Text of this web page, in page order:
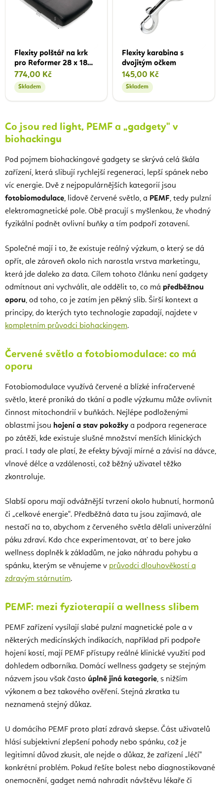
Flexity polštář na krk
pro Reformer 28 x 18
cm
774,00 Kč
Skladem
Flexity karabina s
dvojitým očkem
145,00 Kč
Skladem
Co jsou red light, PEMF a „gadgety" v
biohackingu
Pod pojmem biohackingové gadgety se skrývá celá škála
zařízení, která slibují rychlejší regeneraci, lepší spánek nebo
víc energie. Dvě z nejpopulárnějších kategorií jsou
fotobiomodulace, lidově červené světlo, a PEMF, tedy pulzní
elektromagnetické pole. Obě pracují s myšlenkou, že vhodný
fyzikální podnět ovlivní buňky a tím podpoří zotavení.
Společné mají i to, že existuje reálný výzkum, o který se dá
opřít, ale zároveň okolo nich narostla vrstva marketingu,
která jde daleko za data. Cílem tohoto článku není gadgety
odmítnout ani vychválit, ale oddělit to, co má předběžnou
oporu, od toho, co je zatím jen pěkný slib. Širší kontext a
principy, do kterých tyto technologie zapadají, najdete v
kompletním průvodci biohackingem.
Červené světlo a fotobiomodulace: co má
oporu
Fotobiomodulace využívá červené a blízké infračervené
světlo, které proniká do tkání a podle výzkumu může ovlivnit
činnost mitochondrií v buňkách. Nejlépe podloženými
oblastmi jsou hojení a stav pokožky a podpora regenerace
po zátěži, kde existuje slušné množství menších klinických
prací. I tady ale platí, že efekty bývají mírné a závisí na dávce,
vlnové délce a vzdálenosti, což běžný uživatel těžko
zkontroluje.
Slabší oporu mají odvážnější tvrzení okolo hubnutí, hormonů
či „celkové energie". Předběžná data tu jsou zajímavá, ale
nestačí na to, abychom z červeného světla dělali univerzální
páku zdraví. Kdo chce experimentovat, ať to bere jako
wellness doplněk k základům, ne jako náhradu pohybu a
spánku, kterým se věnujeme v průvodci dlouhověkostí a
zdravým stárnutím.
PEMF: mezi fyzioterapií a wellness slibem
PEMF zařízení vysílají slabé pulzní magnetické pole a v
některých medicínských indikacích, například při podpoře
hojení kostí, mají PEMF přístupy reálné klinické využití pod
dohledem odborníka. Domácí wellness gadgety se stejným
názvem jsou však často úplně jiná kategorie, s nižším
výkonem a bez takového ověření. Stejná zkratka tu
neznamená stejný důkaz.
U domácího PEMF proto platí zdravá skepse. Část uživatelů
hlásí subjektivní zlepšení pohody nebo spánku, což je
legitimní důvod zkusit, ale nejde o důkaz, že zařízení „léčí"
konkrétní problém. Pokud řešíte bolest nebo diagnostikované
onemocnění, gadget nemá nahradit návštěvu lékaře či